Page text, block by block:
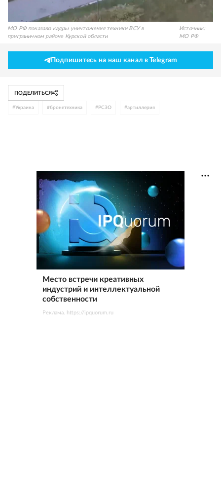
МО РФ показало кадры уничтожения техники ВСУ в
приграничном районе Курской области
Источник:
МО РФ
Подпишитесь на наш канал в Telegram
ПОДЕЛИТЬСЯ
#Украина #бронетехника # РСЗО #артиллерия
Место встречи креативных
индустрий и интеллектуальной
собственности
Реклама. https://ipquorum.ru